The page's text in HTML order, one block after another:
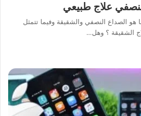
علاج طبيعي
هو الصداع النصفي والشقيقة وفيما تتمثل
الشقيقة ؟ وهل…